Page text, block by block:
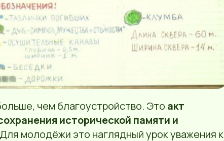
чем благоустройство. Это акт
исторической памяти и
молодёжи это наглядный урок уважения к